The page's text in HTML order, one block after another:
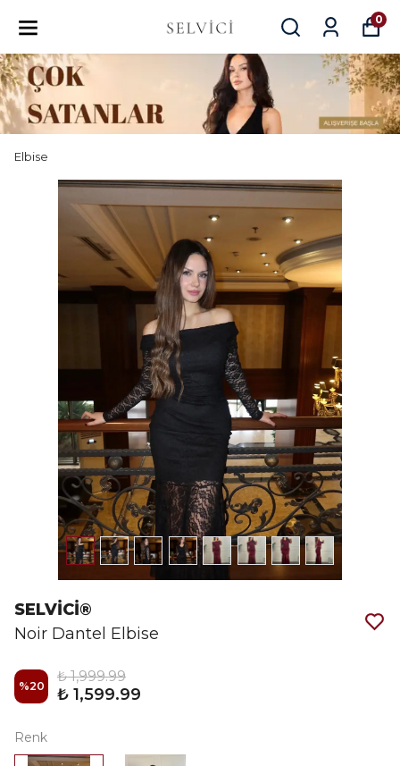
0
Elbise
SELVİCİ®
Noir Dantel Elbise
%20
₺ 1,999.99
₺ 1,599.99
Renk